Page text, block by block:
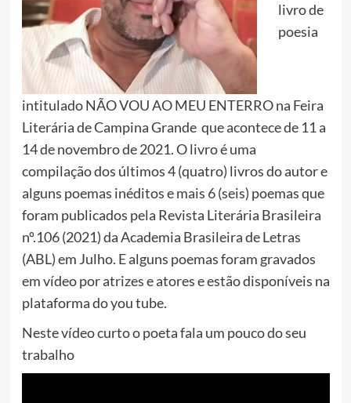
livro de
poesia
intitulado NÃO VOU AO MEU ENTERRO na Feira
Literária deCampinaGrandeque acontece de 11 a
14 de novembro de 2021. O livro é uma
compilação dos últimos 4 (quatro) livros do autor e
alguns poemas inéditos e mais 6 (seis) poemas que
foram publicados pela Revista Literária Brasileira
nº.106 (2021) da Academia Brasileira de Letras
(ABL) em Julho. E alguns poemas foram gravados
em vídeo por atrizes e atores e estão disponíveis na
plataforma do you tube.
Neste vídeo curto o poeta fala um pouco do seu
trabalho